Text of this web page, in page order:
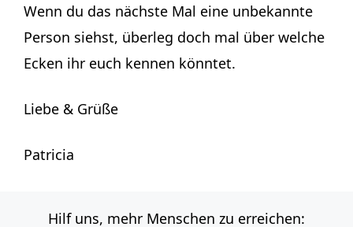
Wenn du das nächste Mal eine unbekannte
Person siehst, überleg doch mal über welche
Ecken ihr euch kennen könntet.
Liebe & Grüße
Patricia
Hilf uns, mehr Menschen zu erreichen: